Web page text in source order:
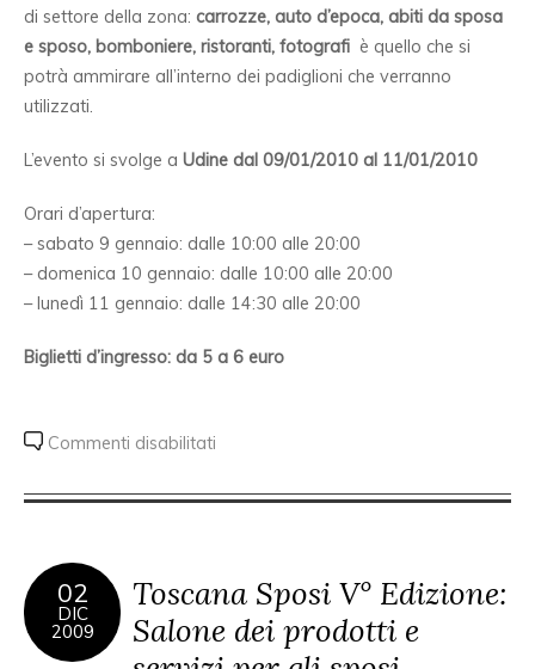
di settore della zona: carrozze, auto d’epoca, abiti da sposa
e sposo, bomboniere, ristoranti, fotografi è quello che si
potrà ammirare all’interno dei padiglioni che verranno
utilizzati.
L’evento si svolge a Udine dal 09/01/2010 al 11/01/2010
Orari d’apertura:
– sabato 9 gennaio: dalle 10:00 alle 20:00
– domenica 10 gennaio: dalle 10:00 alle 20:00
– lunedì 11 gennaio: dalle 14:30 alle 20:00
Biglietti d’ingresso: da 5 a 6 euro
Commenti disabilitati
02
DIC
2009
Toscana Sposi V° Edizione:
Salone dei prodotti e